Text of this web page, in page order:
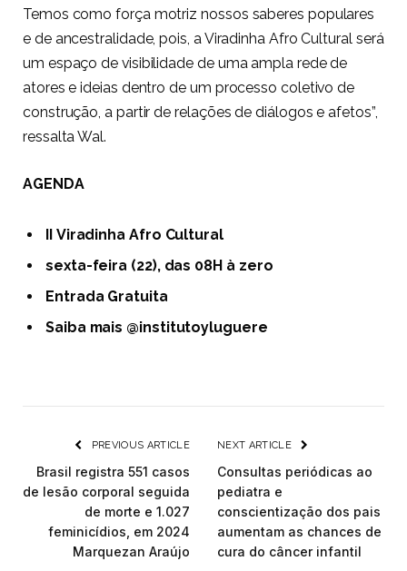
Temos como força motriz nossos saberes populares
e de ancestralidade, pois, a Viradinha Afro Cultural será
um espaço de visibilidade de uma ampla rede de
atores e ideias dentro de um processo coletivo de
construção, a partir de relações de diálogos e afetos”,
ressalta Wal.
AGENDA
II Viradinha Afro Cultural
sexta-feira (22), das 08H à zero
Entrada Gratuita
Saiba mais @institutoyluguere
PREVIOUS ARTICLE
Brasil registra 551 casos
de lesão corporal seguida
de morte e 1.027
feminicídios, em 2024
Marquezan Araújo
NEXT ARTICLE
Consultas periódicas ao
pediatra e
conscientização dos pais
aumentam as chances de
cura do câncer infantil